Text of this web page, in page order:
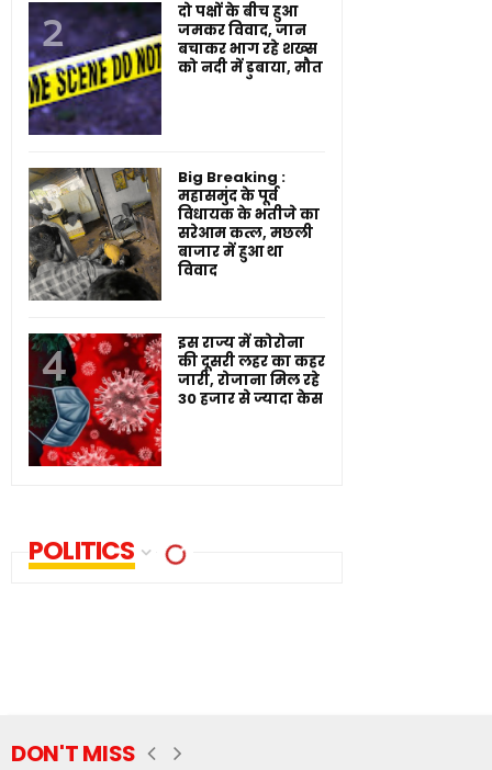
दो पक्षों के बीच हुआ
जमकर विवाद, जान
बचाकर भाग रहे शख्स
को नदी में डुबाया, मौत
Big Breaking :
महासमुंद के पूर्व
विधायक के भतीजे का
सरेआम कत्ल, मछली
बाजार में हुआ था
विवाद
इस राज्य में कोरोना
की दूसरी लहर का कहर
जारी, रोजाना मिल रहे
30 हजार से ज्यादा केस
POLITICS
DON'T MISS